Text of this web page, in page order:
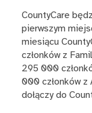
CountyCare
pierwszym
miesiącu
członków z
295 000
000 członków
dołączy do